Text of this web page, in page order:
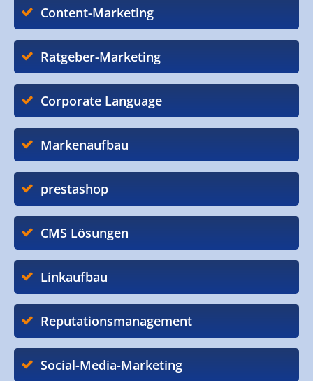
Content-Marketing
Ratgeber-Marketing
Corporate Language
Markenaufbau
prestashop
CMS Lösungen
Linkaufbau
Reputationsmanagement
Social-Media-Marketing